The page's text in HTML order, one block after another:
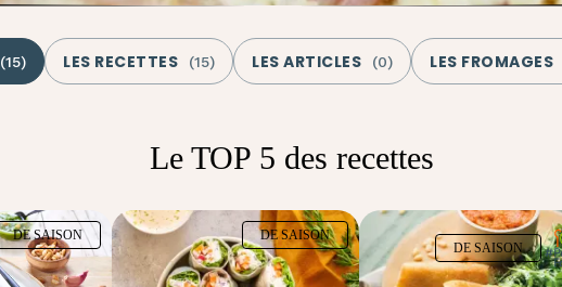
(15) LES RECETTES (15) LES ARTICLES (0) LES FROMAGES
Le TOP 5 des recettes
DE SAISON DE SAISON
DE SAISON